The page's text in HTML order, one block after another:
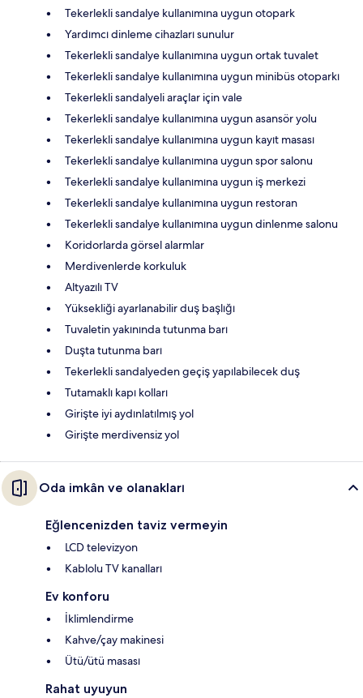
Tekerlekli sandalye kullanımına uygun otopark
Yardımcı dinleme cihazları sunulur
Tekerlekli sandalye kullanımına uygun ortak tuvalet
Tekerlekli sandalye kullanımına uygun minibüs otoparkı
Tekerlekli sandalyeli araçlar için vale
Tekerlekli sandalye kullanımına uygun asansör yolu
Tekerlekli sandalye kullanımına uygun kayıt masası
Tekerlekli sandalye kullanımına uygun spor salonu
Tekerlekli sandalye kullanımına uygun iş merkezi
Tekerlekli sandalye kullanımına uygun restoran
Tekerlekli sandalye kullanımına uygun dinlenme salonu
Koridorlarda görsel alarmlar
Merdivenlerde korkuluk
Altyazılı TV
Yüksekliği ayarlanabilir duş başlığı
Tuvaletin yakınında tutunma barı
Duşta tutunma barı
Tekerlekli sandalyeden geçiş yapılabilecek duş
Tutamaklı kapı kolları
Girişte iyi aydınlatılmış yol
Girişte merdivensiz yol
Oda imkân ve olanakları
Eğlencenizden taviz vermeyin
LCD televizyon
Kablolu TV kanalları
Ev konforu
İklimlendirme
Kahve/çay makinesi
Ütü/ütü masası
Rahat uyuyun